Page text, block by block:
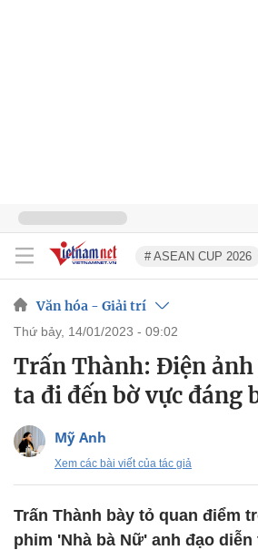
# ASEAN CUP 2026
Văn hóa - Giải trí
thứ bảy, 14/01/2023 - 09:02
Trấn Thành: Điện ảnh
ta đi đến bờ vực đáng
Mỹ Anh
Xem các bài viết của tác giả
Trấn Thành bày tỏ quan điểm
phim 'Nhà bà Nữ' anh đạo